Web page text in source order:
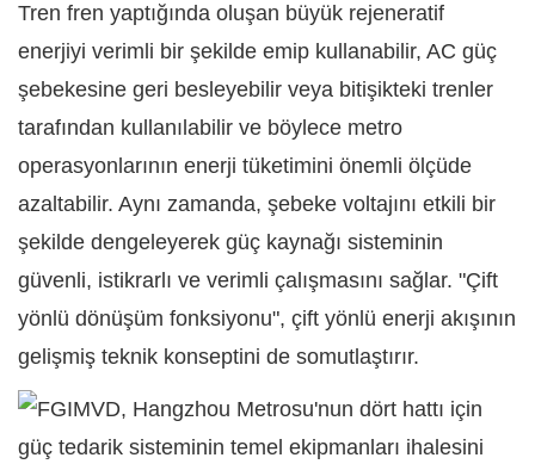
Tren fren yaptığında oluşan büyük rejeneratif
enerjiyi verimli bir şekilde emip kullanabilir, AC güç
şebekesine geri besleyebilir veya bitişikteki trenler
tarafından kullanılabilir ve böylece metro
operasyonlarının enerji tüketimini önemli ölçüde
azaltabilir. Aynı zamanda, şebeke voltajını etkili bir
şekilde dengeleyerek güç kaynağı sisteminin
güvenli, istikrarlı ve verimli çalışmasını sağlar. "Çift
yönlü dönüşüm fonksiyonu", çift yönlü enerji akışının
gelişmiş teknik konseptini de somutlaştırır.